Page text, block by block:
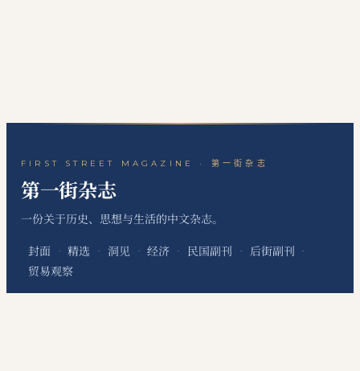
FIRST STREET MAGAZINE · 第一街杂志
第一街杂志
一份关于历史、思想与生活的中文杂志。
封面 · 精选 · 洞见 · 经济 · 民国副刊 · 后街副刊 ·
贸易观察